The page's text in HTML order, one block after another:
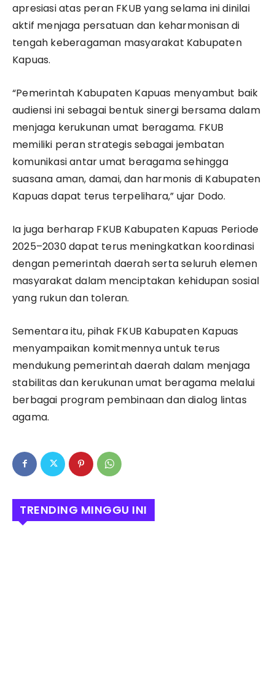
apresiasi atas peran FKUB yang selama ini dinilai
aktif menjaga persatuan dan keharmonisan di
tengah keberagaman masyarakat Kabupaten
Kapuas.
“Pemerintah Kabupaten Kapuas menyambut baik
audiensi ini sebagai bentuk sinergi bersama dalam
menjaga kerukunan umat beragama. FKUB
memiliki peran strategis sebagai jembatan
komunikasi antar umat beragama sehingga
suasana aman, damai, dan harmonis di Kabupaten
Kapuas dapat terus terpelihara,” ujar Dodo.
Ia juga berharap FKUB Kabupaten Kapuas Periode
2025–2030 dapat terus meningkatkan koordinasi
dengan pemerintah daerah serta seluruh elemen
masyarakat dalam menciptakan kehidupan sosial
yang rukun dan toleran.
Sementara itu, pihak FKUB Kabupaten Kapuas
menyampaikan komitmennya untuk terus
mendukung pemerintah daerah dalam menjaga
stabilitas dan kerukunan umat beragama melalui
berbagai program pembinaan dan dialog lintas
agama.
TRENDING MINGGU INI